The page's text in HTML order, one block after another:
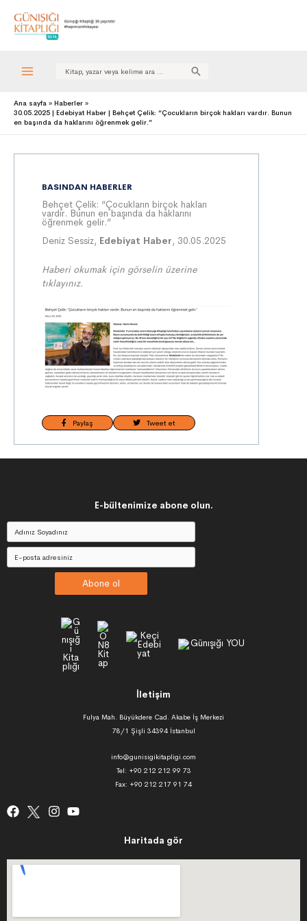
Search
Ana sayfa
Haberler
30.05.2025 | Edebiyat Haber | Behçet Çelik: “Çocukların birçok hakları vardır. Bunun
en başında da haklarını öğrenmek gelir.”
BASINDAN HABERLER
Behçet Çelik: “Çocukların birçok hakları
vardır. Bunun en başında da haklarını
öğrenmek gelir.”
Deniz Sessiz, Edebiyat Haber, 30.05.2025
Haberi okumak için görselin üzerine
tıklayınız.
Paylaş Tweet et
E-bültenimize abone olun.
Abone ol
İletişim
Fulya Mah. Büyükdere Cad. Akabe İş Merkezi
78/1 Şişli 34394 İstanbul
info@gunisigikitapligi.com
Tel: +90 212 212 99 73
Fax: +90 212 217 91 74
Haritada gör